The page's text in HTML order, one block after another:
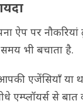
ऐप पर नौकरियां
भी बचाता है.
एजेंसियाँ या
एम्प्लॉयर्स से